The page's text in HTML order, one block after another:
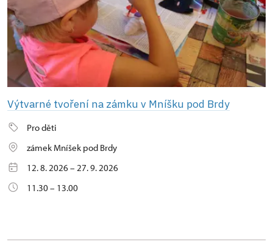
Výtvarné tvoření na zámku v Mníšku pod Brdy
Pro děti
zámek Mníšek pod Brdy
12. 8. 2026 – 27. 9. 2026
11.30 – 13.00